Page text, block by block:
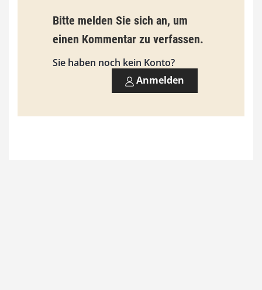
Bitte melden Sie sich an, um
einen Kommentar zu verfassen.
Sie haben noch kein Konto?
Anmelden